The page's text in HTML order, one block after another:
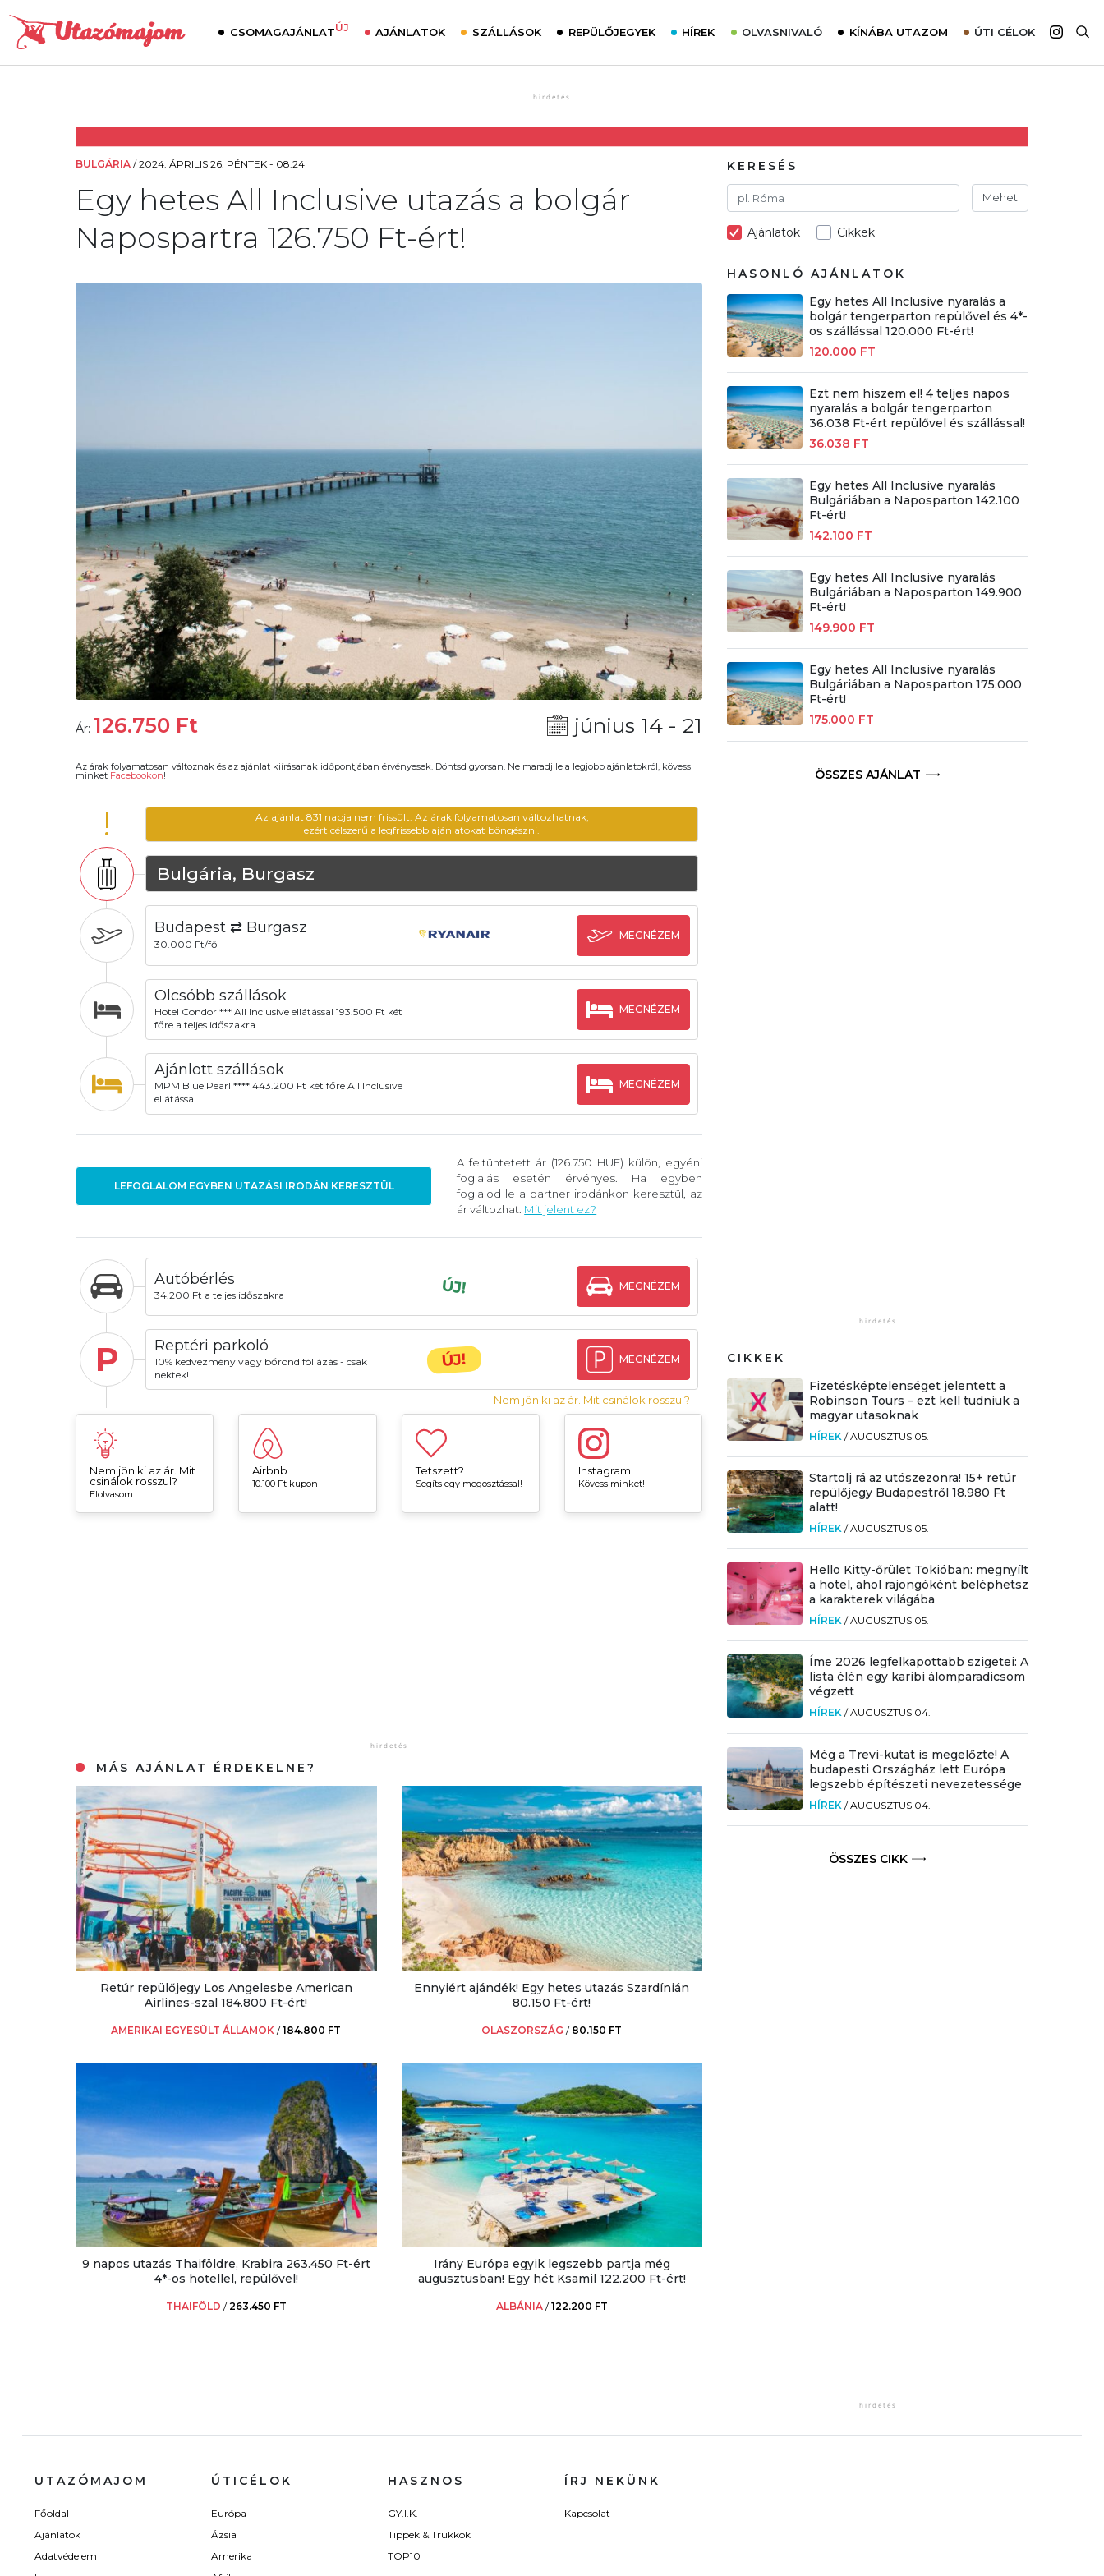
CSOMAGAJÁNLATÚJ AJÁNLATOK SZÁLLÁSOK REPÜLŐJEGYEK HÍREK OLVASNIVALÓ
Utazómajom – CitySIM kártya a világutazóknak
Élménybeszámolók
Szállodalátogatás
Sajtómegjelenések
KÍNÁBA UTAZOM ÚTI CÉLOK
Afrika
BULGÁRIA /2024. ÁPRILIS 26. PÉNTEK - 08:24
Egy hetes All Inclusive utazás a bolgár
Napospartra 126.750 Ft-ért!
Ár: 126.750 Ft június 14 - 21
Az árak folyamatosan változnak és az ajánlat kiírásanak időpontjában érvényesek. Döntsd gyorsan. Ne maradj le a legjobb ajánlatokról, kövess
minket Facebookon!
!
Az ajánlat 831 napja nem frissült. Az árak folyamatosan változhatnak,
ezért célszerű a legfrissebb ajánlatokat böngészni.
Bulgária, Burgasz
Budapest ⇄ Burgasz
30.000 Ft/fő
MEGNÉZEM
Olcsóbb szállások
Hotel Condor *** All Inclusive ellátással 193.500 Ft két
főre a teljes időszakra
MEGNÉZEM
Ajánlott szállások
MPM Blue Pearl **** 443.200 Ft két főre All Inclusive
ellátással
MEGNÉZEM
LEFOGLALOM EGYBEN UTAZÁSI IRODÁN KERESZTÜL
A feltüntetett ár (126.750 HUF) külön, egyéni
foglalás esetén érvényes. Ha egyben
foglalod le a partner irodánkon keresztül, az
ár változhat. Mit jelent ez?
Autóbérlés
34.200 Ft a teljes időszakra ÚJ! MEGNÉZEM
P Reptéri parkoló
10% kedvezmény vagy bőrönd fóliázás - csak
nektek!
ÚJ! MEGNÉZEM
Nem jön ki az ár. Mit csinálok rosszul?
Nem jön ki az ár. Mit
csinálok rosszul?
Elolvasom
Airbnb
10.100 Ft kupon
Tetszett?
Segíts egy megosztással!
Instagram
Kövess minket!
MÁS AJÁNLAT ÉRDEKELNE?
Retúr repülőjegy Los Angelesbe American
Airlines-szal 184.800 Ft-ért!
AMERIKAI EGYESÜLT ÁLLAMOK /184.800 FT
Ennyiért ajándék! Egy hetes utazás Szardínián
80.150 Ft-ért!
OLASZORSZÁG / 80.150 FT
9 napos utazás Thaiföldre, Krabira 263.450 Ft-ért
4*-os hotellel, repülővel!
THAIFÖLD /263.450 FT
Irány Európa egyik legszebb partja még
augusztusban! Egy hét Ksamil 122.200 Ft-ért!
ALBÁNIA /122.200 FT
KERESÉS
Mehet
Ajánlatok Cikkek
HASONLÓ AJÁNLATOK
Egy hetes All Inclusive nyaralás a
bolgár tengerparton repülővel és 4*-
os szállással 120.000 Ft-ért!
120.000 FT
Ezt nem hiszem el! 4 teljes napos
nyaralás a bolgár tengerparton
36.038 Ft-ért repülővel és szállással!
36.038 FT
Egy hetes All Inclusive nyaralás
Bulgáriában a Naposparton 142.100
Ft-ért!
142.100 FT
Egy hetes All Inclusive nyaralás
Bulgáriában a Naposparton 149.900
Ft-ért!
149.900 FT
Egy hetes All Inclusive nyaralás
Bulgáriában a Naposparton 175.000
Ft-ért!
175.000 FT
ÖSSZES AJÁNLAT
CIKKEK
Fizetésképtelenséget jelentett a
Robinson Tours – ezt kell tudniuk a
magyar utasoknak
HÍREK /AUGUSZTUS 05.
Startolj rá az utószezonra! 15+ retúr
repülőjegy Budapestről 18.980 Ft
alatt!
HÍREK /AUGUSZTUS 05.
Hello Kitty-őrület Tokióban: megnyílt
a hotel, ahol rajongóként beléphetsz
a karakterek világába
HÍREK /AUGUSZTUS 05.
Íme 2026 legfelkapottabb szigetei: A
lista élén egy karibi álomparadicsom
végzett
HÍREK /AUGUSZTUS 04.
Még a Trevi-kutat is megelőzte! A
budapesti Országház lett Európa
legszebb építészeti nevezetessége
HÍREK /AUGUSZTUS 04.
ÖSSZES CIKK
UTAZÓMAJOM
Főoldal
Ajánlatok
Adatvédelem
ÚTICÉLOK
Európa
Ázsia
Amerika
HASZNOS
GY.I.K.
Tippek & Trükkök
TOP10
ÍRJ NEKÜNK
Kapcsolat